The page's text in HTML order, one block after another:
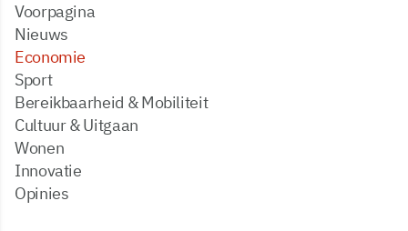
Voorpagina
Nieuws
Economie
Sport
Bereikbaarheid & Mobiliteit
Cultuur & Uitgaan
Wonen
Innovatie
Opinies